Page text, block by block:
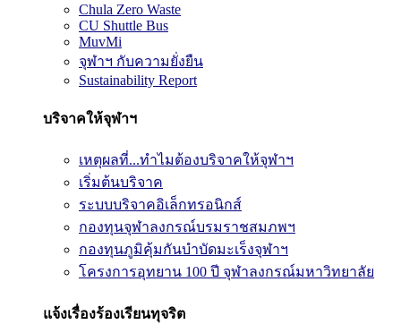
Chula Zero Waste
CU Shuttle Bus
MuvMi
จุฬาฯ กับความยั่งยืน
Sustainability Report
บริจาคให้จุฬาฯ
เหตุผลที่...ทำไมต้องบริจาคให้จุฬาฯ
เริ่มต้นบริจาค
ระบบบริจาคอิเล็กทรอนิกส์
กองทุนจุฬาลงกรณ์บรมราชสมภพฯ
กองทุนภูมิคุ้มกันบำบัดมะเร็งจุฬาฯ
โครงการอุทยาน 100 ปี จุฬาลงกรณ์มหาวิทยาลัย
แจ้งเรื่องร้องเรียนทุจริต